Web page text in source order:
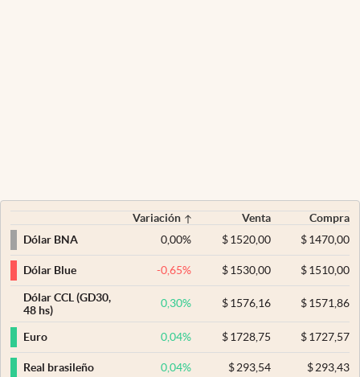
Variación Venta
Compra
Dólar BNA
0,00% $ 1520,00 $1470,00
Dólar Blue -0,65% $ 1530,00 $1510,00
Dólar CCL (GD30,
48 hs)
0,30% $ 1576,16 $1571,86
Euro 0,04% $ 1728,75 $1727,57
Real brasileño 0,04% $ 293,54 $293,43